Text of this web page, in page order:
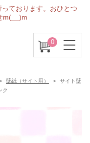
ております。おひとつ
m(__)m
0
壁紙（サイト用）
サイト壁
ク